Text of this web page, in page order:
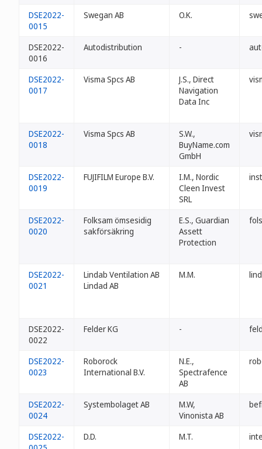
DSE2022-
0015
Swegan AB O.K.
DSE2022-
0016
Autodistribution -
DSE2022-
0017
Visma Spcs AB
J.S., Direct
Navigation
Data Inc
DSE2022-
0018
Visma Spcs AB
S.W.,
BuyName.com
GmbH
DSE2022-
0019
FUJIFILM Europe B.V.
I.M., Nordic
Cleen Invest
SRL
DSE2022-
0020
Folksam ömsesidig
sakförsäkring
E.S., Guardian
Assett
Protection
DSE2022-
0021
Lindab Ventilation AB
Lindad AB
M.M.
DSE2022-
0022
Felder KG -
DSE2022-
0023
Roborock
International B.V.
N.E.,
Spectrafence
AB
DSE2022-
0024
Systembolaget AB
M.W,
Vinonista AB
DSE2022-
D.D. M.T.